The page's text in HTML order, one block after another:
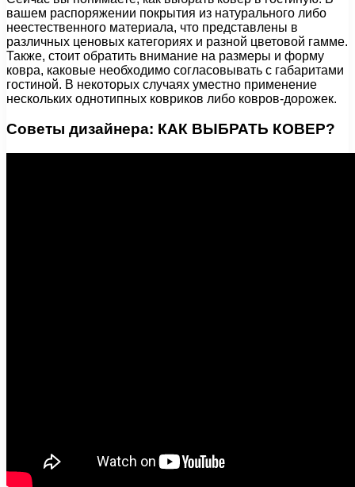
вашем распоряжении покрытия из натурального либо
неестественного материала, что представлены в
различных ценовых категориях и разной цветовой гамме.
Также, стоит обратить внимание на размеры и форму
ковра, каковые необходимо согласовывать с габаритами
гостиной. В некоторых случаях уместно применение
нескольких однотипных ковриков либо ковров-дорожек.
Советы дизайнера: КАК ВЫБРАТЬ КОВЕР?